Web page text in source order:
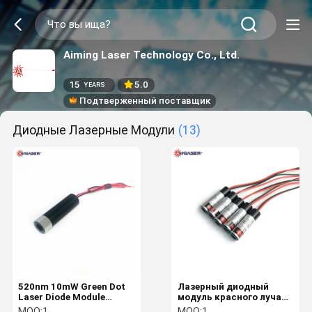
Aiming Laser Technology Co., Ltd.
15 YEARS
5.0
Подтверженный поставщик
Диодные Лазерные Модули (13)
520nm 10mW Green Dot
Laser Diode Module
Focusable для
Лазерный диодный
модуль красного луча
635 нм 20 мВт CW для